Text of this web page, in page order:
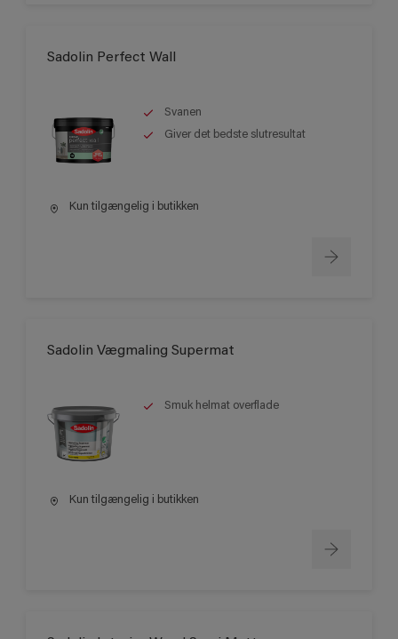
Sadolin Perfect Wall
Svanen
Giver det bedste slutresultat
Kun tilgængelig i butikken
Sadolin Vægmaling Supermat
Smuk helmat overflade
Kun tilgængelig i butikken